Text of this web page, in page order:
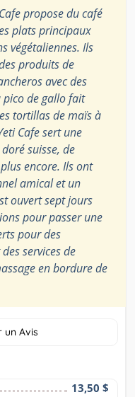
propose du café
plats principaux
végétaliennes. Ils
produits de
avec des
de gallo fait
tortillas de maïs à
Cafe sert une
suisse, de
encore. Ils ont
amical et un
ouvert sept jours
pour passer une
pour des
services de
en bordure de
un Avis
13,50 $